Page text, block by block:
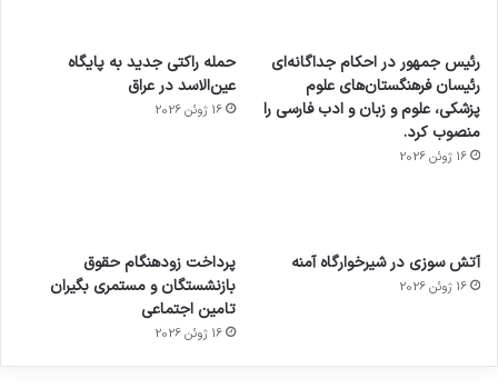
رئیس جمهور در احکام جداگانه‌ای
رئیسان فرهنگستان‌های علوم
پزشکی، علوم و زبان و ادب فارسی را
منصوب کرد.
16 ژوئن 2026
حمله راکتی جدید به پایگاه
عین‌الاسد در عراق
16 ژوئن 2026
آتش سوزی در شیرخوارگاه آمنه
16 ژوئن 2026
پرداخت زودهنگام حقوق
بازنشستگان و مستمری بگیران
تامین اجتماعی
16 ژوئن 2026
برای
کشف
توسط
مجازی
…
ساعت
هوشمند
با طعم
توسط
ژاکت
در
های
2023
توسط